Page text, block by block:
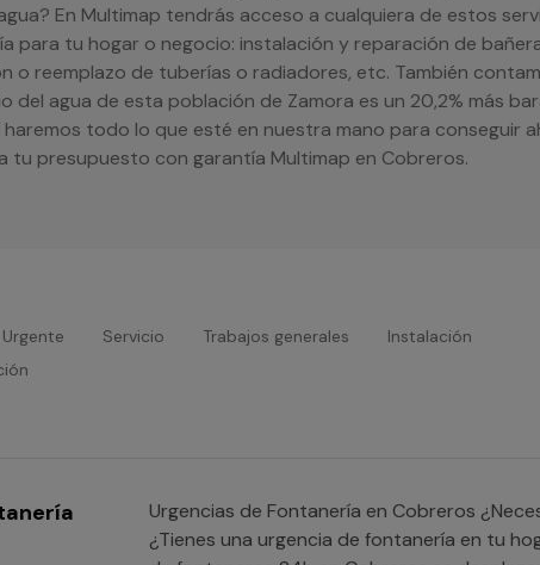
En Multimap tendrás acceso a cualquiera de estos
para tu hogar o negocio: instalación y reparación de
o reemplazo de tuberías o radiadores, etc. También
del agua de esta población de Zamora es un 20,2% más
todo lo que esté en nuestra mano para conseguir
tu presupuesto con garantía Multimap en Cobreros.
Urgente Servicio Trabajos generales
Instalación
Urgencias de Fontanería en Cobreros ¿Necesitas urgentemente un fontanero 24h en Cobreros?
¿Tienes una urgencia de fontanería en tu